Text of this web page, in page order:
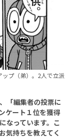
プ（弟）。2人で立派
「編集者の投票に
ケート１位を獲得
なっています。こ
気持ちを教えてく